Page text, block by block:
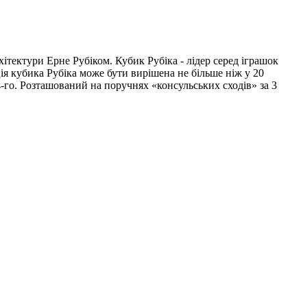
Ерне Рубіком. Кубик Рубіка - лідер серед іграшок
кубика Рубіка може бути вирішена не більше ніж у 20
Розташований на поручнях «консульських сходів» за 3